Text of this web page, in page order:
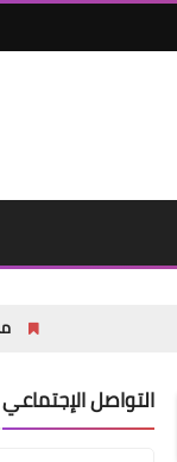
التواصل الإجتماعي